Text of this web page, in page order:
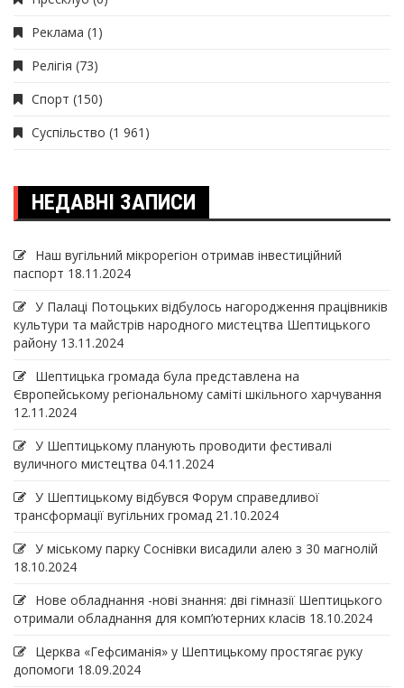
Реклама (1)
Релігія (73)
Спорт (150)
Суспільство (1 961)
НЕДАВНІ ЗАПИСИ
Наш вугільний мікрорегіон отримав інвеcтиційний
паспорт 18.11.2024
У Палаці Потоцьких відбулось нагородження працівників
культури та майстрів народного мистецтва Шептицького
району 13.11.2024
Шептицька громада була представлена на
Європейському регіональному саміті шкільного харчування
12.11.2024
У Шептицькому планують проводити фестивалі
вуличного мистецтва 04.11.2024
У Шептицькому відбувся Форум справедливої
трансформації вугільних громад 21.10.2024
У міському парку Соснівки висадили алею з 30 магнолій
18.10.2024
Нове обладнання -нові знання: дві гімназії Шептицького
отримали обладнання для комп’ютерних класів 18.10.2024
Церква «Гефсиманія» у Шептицькому простягає руку
допомоги 18.09.2024